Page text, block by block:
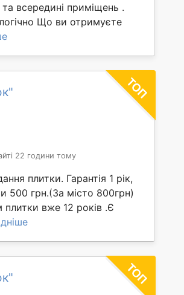
всередині приміщень .
Що ви отримуєте
22 години тому
плитки. Гарантія 1 рік,
500 грн.(За місто 800грн)
вже 12 років .Є